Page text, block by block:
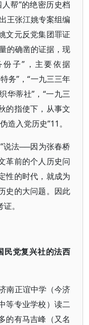
帮”的绝密历史档
王张江姚专案组编
文元反党集团罪证
的确凿的证据，现
子”，主要依据
务”，“一九三三年
华蒂社”，“一九三
的指使下，从事文
造入党历史”11。
说法──因为张春桥
革前的个人历史问
性的时代，就成为
史的大问题。因此
。
党复兴社的法西
南正谊中学（今济
等专业学校）读二
的有马吉峰（又名